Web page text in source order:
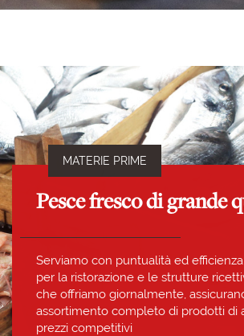
MATERIE PRIME
Pesce fresco di grande
Serviamo con puntualità ed
per la ristorazione e le strutture
che offriamo giornalmente,
assortimento completo di prodotti di
prezzi competitivi